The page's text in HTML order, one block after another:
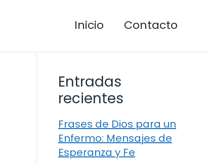
Inicio Contacto
Entradas
recientes
Frases de Dios para un
Enfermo: Mensajes de
Esperanza y Fe